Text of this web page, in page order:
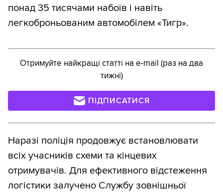
понад 35 тисячами набоїв і навіть
легкоброньованим автомобілем «Тигр».
Отримуйте найкращі статті на e-mail (раз на два
тижні)
ПІДПИСАТИСЯ
Наразі поліція продовжує встановлювати
всіх учасників схеми та кінцевих
отримувачів. Для ефективного відстеження
логістики залучено Службу зовнішньої